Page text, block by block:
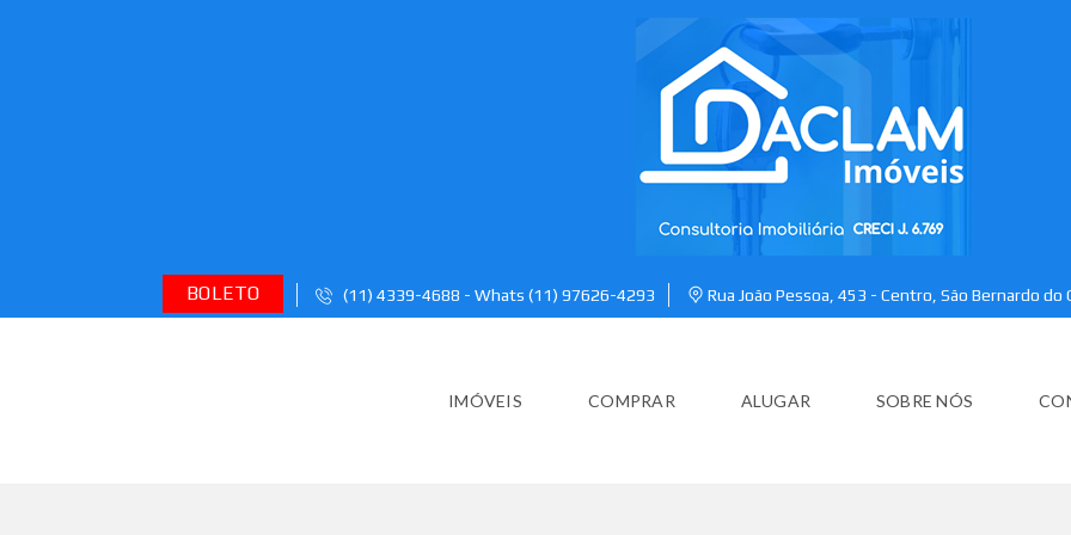
BOLETO (11) 4339-4688 - Whats (11) 97626-4293 Rua João Pessoa, 453 - Centro, São Bernardo do
IMÓVEIS COMPRAR ALUGAR SOBRE NÓS